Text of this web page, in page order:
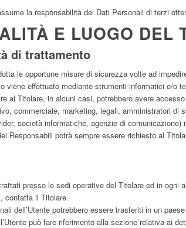
la responsabilità dei Dati Personali di terzi
E LUOGO DEL
di trattamento
le opportune misure di sicurezza volte ad
viene effettuato mediante strumenti informatici e/o
al Titolare, in alcuni casi, potrebbero avere
commerciale, marketing, legali, amministratori
società informatiche, agenzie di
Responsabili potrà sempre essere richiesto al
presso le sedi operative del Titolare ed in
contatta il Titolare.
dell’Utente potrebbero essere trasferiti in un
può fare riferimento alla sezione relativa ai